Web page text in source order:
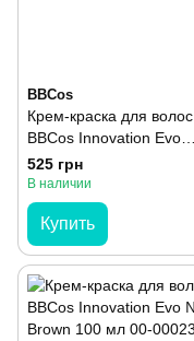
BBCos
Крем-краска для волос
BBCos Innovation Evo
№12.11 Platinum Intense
Ash Blonde 100 мл
525 грн
В наличии
Купить